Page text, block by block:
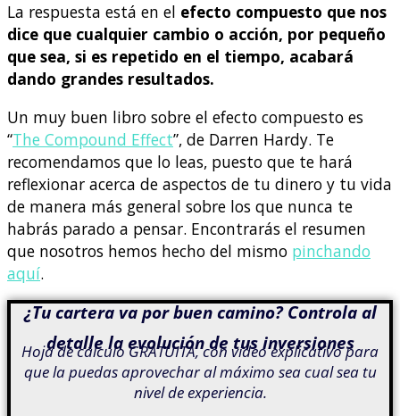
La respuesta está en el efecto compuesto que nos
dice que cualquier cambio o acción, por pequeño
que sea, si es repetido en el tiempo, acabará
dando grandes resultados.
Un muy buen libro sobre el efecto compuesto es
“The Compound Effect”, de Darren Hardy. Te
recomendamos que lo leas, puesto que te hará
reflexionar acerca de aspectos de tu dinero y tu vida
de manera más general sobre los que nunca te
habrás parado a pensar. Encontrarás el resumen
que nosotros hemos hecho del mismo pinchando
aquí.
¿Tu cartera va por buen camino? Controla al
detalle la evolución de tus inversiones
Hoja de cálculo GRATUITA, con vídeo explicativo para
que la puedas aprovechar al máximo sea cual sea tu
nivel de experiencia.